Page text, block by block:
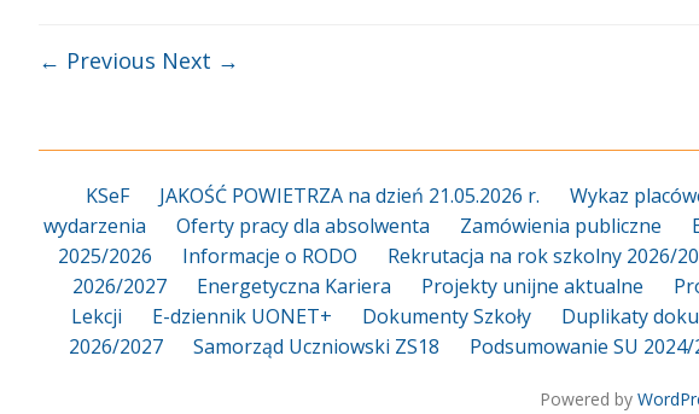
← Previous Next →
KSeF JAKOŚĆ POWIETRZA na dzień 21.05.2026 r. Wykaz
wydarzenia
Oferty pracy dla absolwenta Zamówienia publiczne
2025/2026
Informacje o RODO Rekrutacja na rok szkolny 2026/
2026/2027
Energetyczna Kariera Projekty unijne aktualne
Lekcji
E-dziennik UONET+ Dokumenty Szkoły Duplikaty
2026/2027
Samorząd Uczniowski ZS18 Podsumowanie SU 2024/
Powered by